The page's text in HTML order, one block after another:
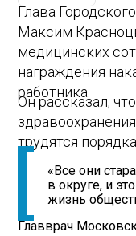
Глава
Максим
медицинских
награждения
работника.
Он рассказал,
трудятся
«Все они
в округе, и
жизнь
Главврач